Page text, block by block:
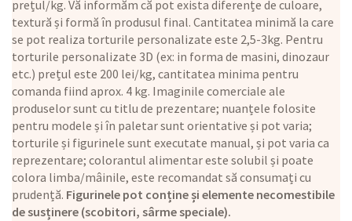
prețul/kg. Vă informăm că pot exista diferențe de culoare,
textură și formă în produsul final. Cantitatea minimă la care
se pot realiza torturile personalizate este 2,5-3kg. Pentru
torturile personalizate 3D (ex: in forma de masini, dinozaur
etc.) prețul este 200 lei/kg, cantitatea minima pentru
comanda fiind aprox. 4 kg. Imaginile comerciale ale
produselor sunt cu titlu de prezentare; nuanțele folosite
pentru modele și în paletar sunt orientative și pot varia;
torturile și figurinele sunt executate manual, și pot varia ca
reprezentare; colorantul alimentar este solubil și poate
colora limba/mâinile, este recomandat să consumați cu
prudență. Figurinele pot conține și elemente necomestibile
de susținere (scobitori, sârme speciale).